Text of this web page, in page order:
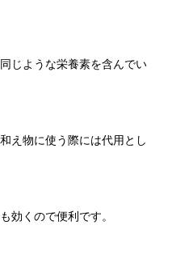
じような栄養素を含んでい
え物に使う際には代用とし
効くので便利です。